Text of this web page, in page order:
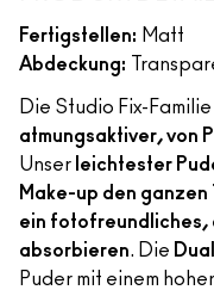
Fertigstellen: Matt
Abdeckung:
Die Studio Fix-
atmungsaktiver, von
Unser leichtester
Make-up den ganzen
ein fotofreundliches,
absorbieren. Die
Puder mit einem